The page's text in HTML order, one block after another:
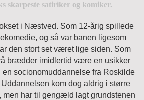
skarpeste satiriker og komiker.
i Næstved. Som 12-årig spillede
og så var banen ligesom
den stort set været lige siden. Som
brædder imidlertid være en usikker
en socionomuddannelse fra Roskilde
kom dog aldrig i større
men har til gengæld lagt grundstenen